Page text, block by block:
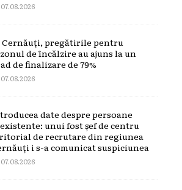
07.08.2026
Cernăuți, pregătirile pentru
de încălzire au ajuns la un
de finalizare de 79%
07.08.2026
date despre persoane
unui fost șef de centru
de recrutare din regiunea
i s-a comunicat suspiciunea
07.08.2026